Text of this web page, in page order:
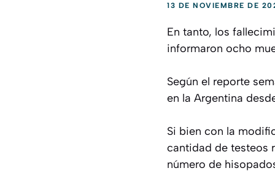
13 DE NOVIEMBRE DE
En tanto, los
informaron ocho
Según el reporte
en la Argentina
Si bien con la
cantidad de testeos
número de